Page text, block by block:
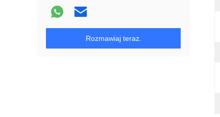
Rozmawiaj teraz.